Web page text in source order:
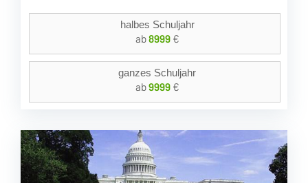
halbes Schuljahr
ab8999€
ganzes Schuljahr
ab9999€